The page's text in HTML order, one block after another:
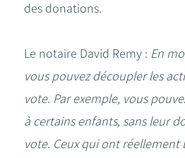
des donations.
Le notaire David Remy : En
vous pouvez découpler les
vote. Par exemple, vous
à certains enfants, sans leur
vote. Ceux qui ont réellement